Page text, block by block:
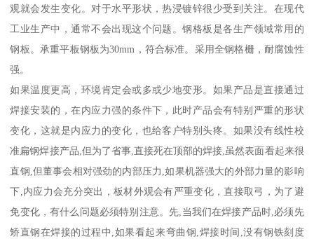
观就会发生变化。对于水平形状，热浸镀锌很少受到关注。在现代
工业生产中，通常不会出现这个问题。钢格板是各生产领域常用的
钢板。承重平板钢板为30mm，符合标准。采用全钢格栅，耐腐蚀性
强。
如果温度更高，环境肯定会或多或少地变形。如果产品是直接通过
焊接安装的，在内应力强的条件下，此时产品会有特别严重的形状
变化，这就是内应力的变化，也给客户特别头疼。如果没有线性校
准扁钢焊接产品,但为了省事,直接死在顶部的焊接,虽然表面看起来很
直钢,但董事会相对强劲的内部压力,如果机器强大的外部力量的影响
下,内应力会充分突出，板材外观会有严重变化，直接取弓，为了避
免变化，有什么问题必须特别注意。先,当我们在焊接产品时,必须先
矫直钢在焊接的过程中,如果看起来弯曲钢,焊接时间,没有钢铁刻度